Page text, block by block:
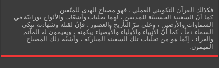
فكذلك القرآن التكويني العملي ، فهو مصباح الهدى للمتّقين.
كما أنّ السفينة الحسينيّة للمذنبين ، لهما تجلّيات وأشعّات والألواح نورانيّة في
السماوات والأرضين ، وعلى مرّ التأريخ والعصور ، فإنّ لقتله وشهادته تبكي
السماء دماً ، كما أنّ الأنبياء والأولياء والأوصياء يبكونه ، ويقيمون له المآتم
والعزاء ، إنّما هو من تجلّيات تلك السفينة المباركة ، وأشعّة ذلك المصباح
الميمون.